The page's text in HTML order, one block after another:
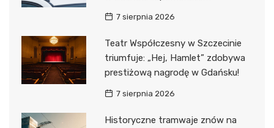
7 sierpnia 2026
Teatr Współczesny w Szczecinie
triumfuje: „Hej, Hamlet” zdobywa
prestiżową nagrodę w Gdańsku!
7 sierpnia 2026
Historyczne tramwaje znów na